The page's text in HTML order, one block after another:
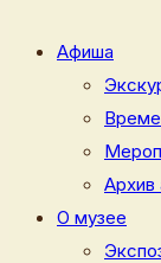
ВЕБ-
Афиша
О музее